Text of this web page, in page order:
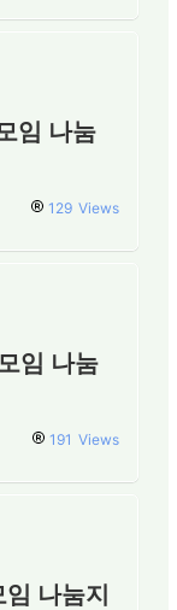
임 나눔
129 Views
임 나눔
191 Views
나눔지